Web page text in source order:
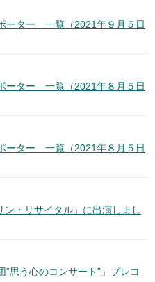
ーター 一覧（2021年９月５日
ーター 一覧（2021年８月５日
ーター 一覧（2021年８月５日
ン・リサイタル」に出演しまし
”思う心のコンサート”」プレコ